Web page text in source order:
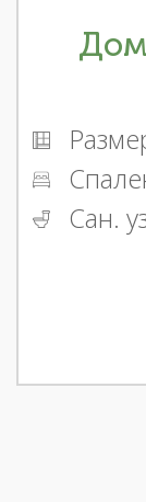
Дом
Сан.